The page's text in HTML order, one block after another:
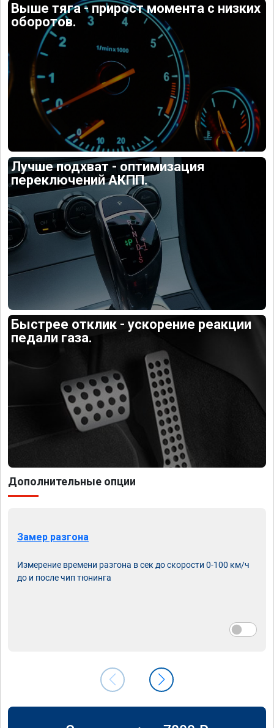
Выше тяга - прирост момента с низких
оборотов.
Лучше подхват - оптимизация
переключений АКПП.
Быстрее отклик - ускорение реакции
педали газа.
Дополнительные опции
Замер разгона
Измерение времени разгона в сек до скорости 0-100 км/ч
до и после чип тюнинга